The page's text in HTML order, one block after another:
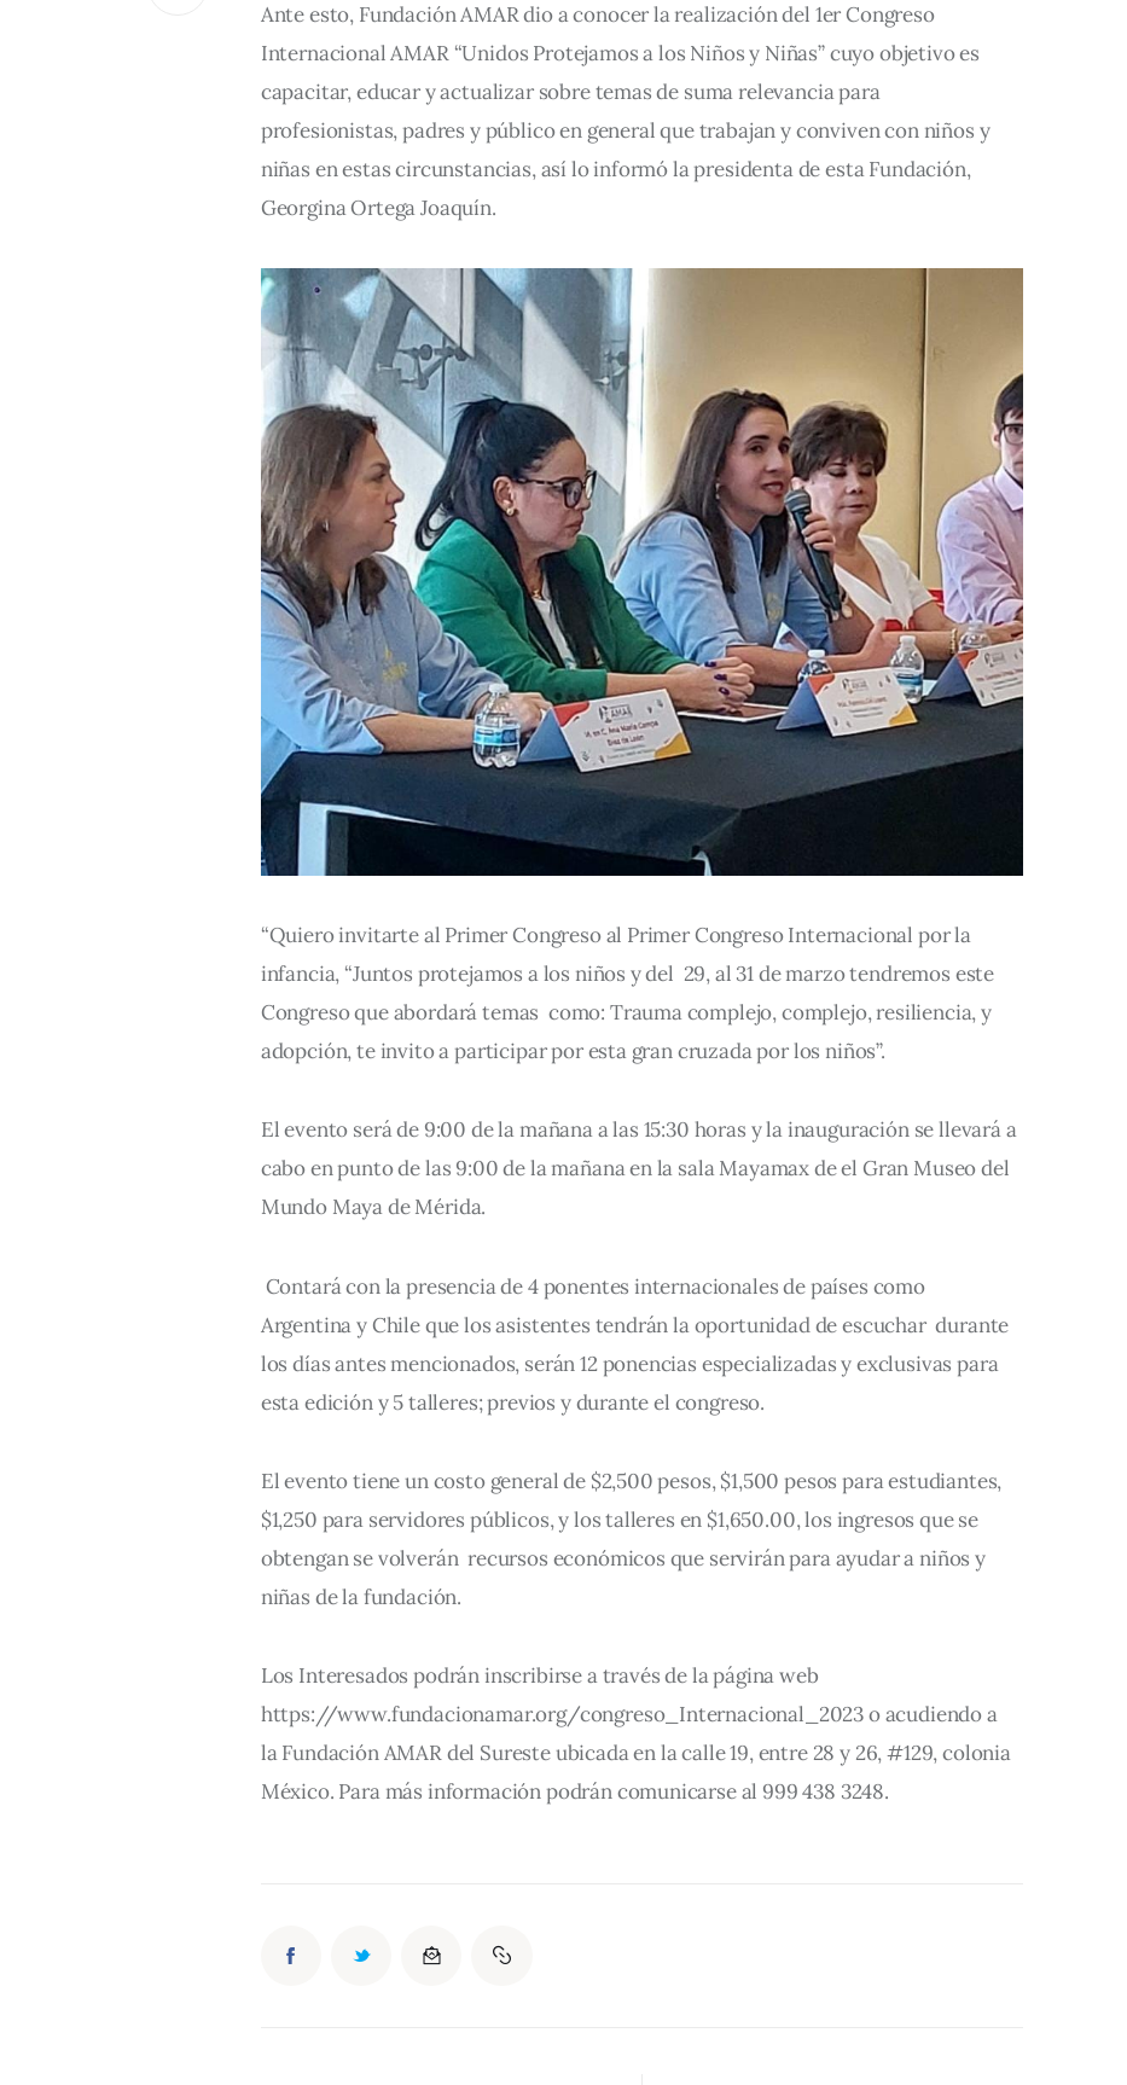
Ante esto, Fundación AMAR dio a conocer la realización del 1er Congreso
Internacional AMAR “Unidos Protejamos a los Niños y Niñas” cuyo objetivo es
capacitar, educar y actualizar sobre temas de suma relevancia para
profesionistas, padres y público en general que trabajan y conviven con niños y
niñas en estas circunstancias, así lo informó la presidenta de esta Fundación,
Georgina Ortega Joaquín.
“Quiero invitarte al Primer Congreso al Primer Congreso Internacional por la
infancia, “Juntos protejamos a los niños y del  29, al 31 de marzo tendremos este
Congreso que abordará temas  como: Trauma complejo, complejo, resiliencia, y
adopción, te invito a participar por esta gran cruzada por los niños”.
El evento será de 9:00 de la mañana a las 15:30 horas y la inauguración se llevará a
cabo en punto de las 9:00 de la mañana en la sala Mayamax de el Gran Museo del
Mundo Maya de Mérida.
Contará con la presencia de 4 ponentes internacionales de países como
Argentina y Chile que los asistentes tendrán la oportunidad de escuchar  durante
los días antes mencionados, serán 12 ponencias especializadas y exclusivas para
esta edición y 5 talleres; previos y durante el congreso.
El evento tiene un costo general de $2,500 pesos, $1,500 pesos para estudiantes,
$1,250 para servidores públicos, y los talleres en $1,650.00, los ingresos que se
obtengan se volverán  recursos económicos que servirán para ayudar a niños y
niñas de la fundación.
Los Interesados podrán inscribirse a través de la página web
https://www.fundacionamar.org/congreso_Internacional_2023 o acudiendo a
la Fundación AMAR del Sureste ubicada en la calle 19, entre 28 y 26, #129, colonia
México. Para más información podrán comunicarse al 999 438 3248.